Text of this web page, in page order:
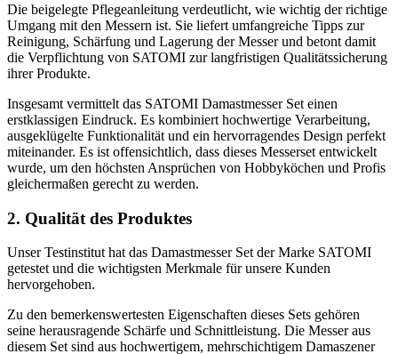
Die beigelegte Pflegeanleitung verdeutlicht, wie wichtig der richtige
Umgang mit den Messern ist. Sie liefert umfangreiche Tipps zur
Reinigung, Schärfung und Lagerung der Messer und betont damit
die Verpflichtung von SATOMI zur langfristigen Qualitätssicherung
ihrer Produkte.
Insgesamt vermittelt das SATOMI Damastmesser Set einen
erstklassigen Eindruck. Es kombiniert hochwertige Verarbeitung,
ausgeklügelte Funktionalität und ein hervorragendes Design perfekt
miteinander. Es ist offensichtlich, dass dieses Messerset entwickelt
wurde, um den höchsten Ansprüchen von Hobbyköchen und Profis
gleichermaßen gerecht zu werden.
2. Qualität des Produktes
Unser Testinstitut hat das Damastmesser Set der Marke SATOMI
getestet und die wichtigsten Merkmale für unsere Kunden
hervorgehoben.
Zu den bemerkenswertesten Eigenschaften dieses Sets gehören
seine herausragende Schärfe und Schnittleistung. Die Messer aus
diesem Set sind aus hochwertigem, mehrschichtigem Damaszener